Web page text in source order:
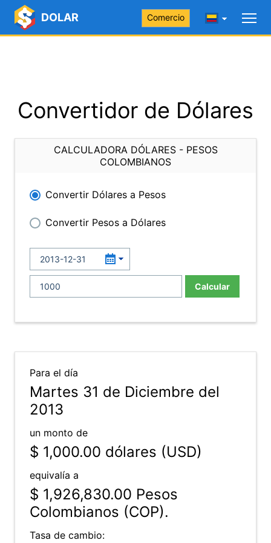
DOLAR Comercio
Convertidor de Dólares
CALCULADORA DÓLARES - PESOS
COLOMBIANOS
Convertir Dólares a Pesos
Convertir Pesos a Dólares
Calcular
Para el día
Martes 31 de Diciembre del
2013
un monto de
$ 1,000.00 dólares (USD)
equivalía a
$ 1,926,830.00 Pesos
Colombianos (COP).
Tasa de cambio: